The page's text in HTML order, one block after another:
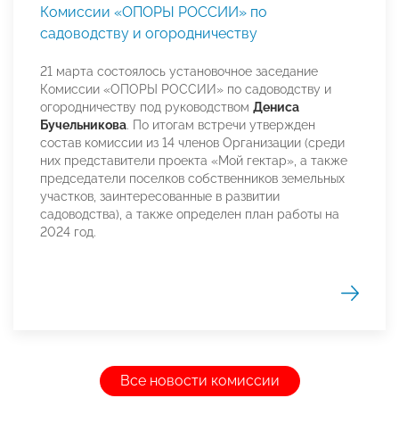
Комиссии «ОПОРЫ РОССИИ» по
садоводству и огородничеству
21 марта состоялось установочное заседание
Комиссии «ОПОРЫ РОССИИ» по садоводству и
огородничеству под руководством Дениса
Бучельникова. По итогам встречи утвержден
состав комиссии из 14 членов Организации (среди
них представители проекта «Мой гектар», а также
председатели поселков собственников земельных
участков, заинтересованные в развитии
садоводства), а также определен план работы на
2024 год.
Все новости комиссии